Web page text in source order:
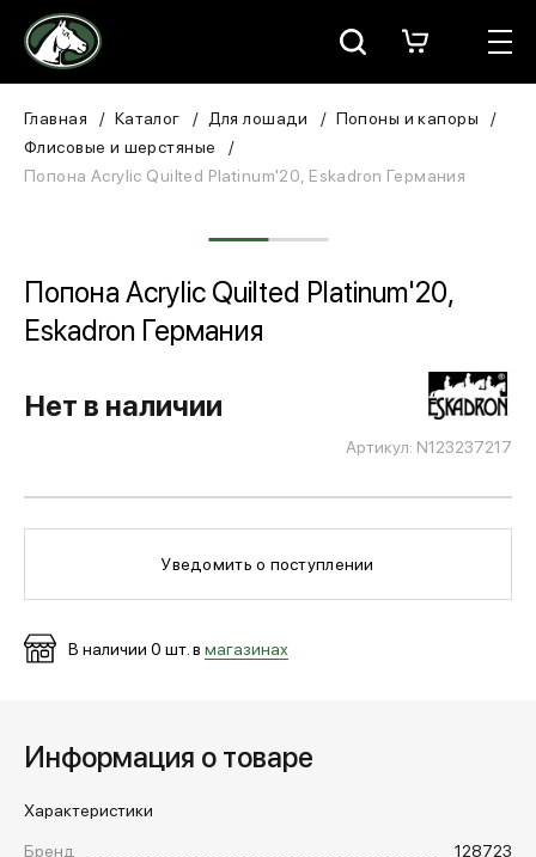
Москва
Для всадника
В конюшню
ЗООТОВАРЫ
Для собаки
БРЕНДЫ
МЕДИА
ОПЛАТА И ДОСТАВКА
Вход в личный кабинет
Главная Каталог Для лошади
Попоны и капоры
Флисовые и шерстяные
Попона Acrylic Quilted Platinum'20, Eskadron Германия
Попона Acrylic Quilted Platinum'20,
Eskadron Германия
Артикул: N123237217
Нет в наличии
Уведомить о поступлении
В наличии 0 шт. в магазинах
Информация о товаре
Характеристики
Бренд
128723